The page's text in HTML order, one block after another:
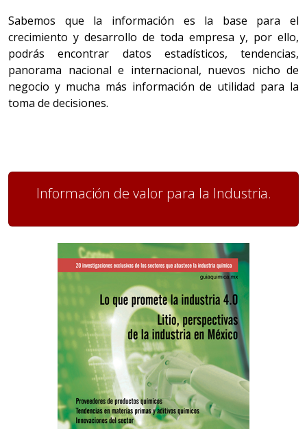
Sabemos que la información es la base para el
crecimiento y desarrollo de toda empresa y, por ello,
podrás encontrar datos estadísticos, tendencias,
panorama nacional e internacional, nuevos nicho de
negocio y mucha más información de utilidad para la
toma de decisiones.
Información de valor para la Industria.